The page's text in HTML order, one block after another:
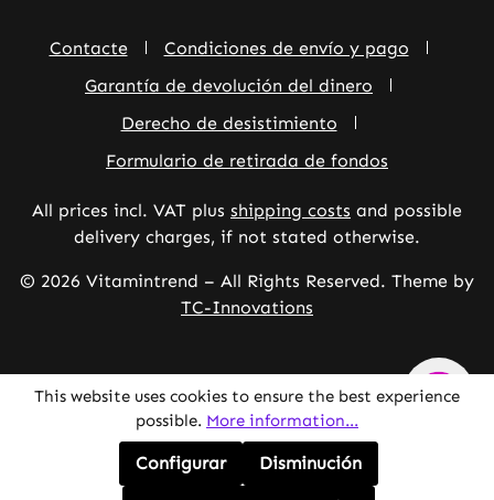
Contacte
Condiciones de envío y pago
Garantía de devolución del dinero
Derecho de desistimiento
Formulario de retirada de fondos
All prices incl. VAT plus shipping costs and possible
delivery charges, if not stated otherwise.
© 2026 Vitamintrend – All Rights Reserved. Theme by
TC-Innovations
This website uses cookies to ensure the best experience
possible. More information...
Disminución
Configurar